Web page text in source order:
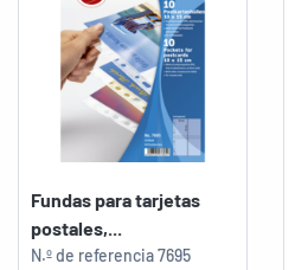
Fundas para tarjetas
postales,...
N.º de referencia7695